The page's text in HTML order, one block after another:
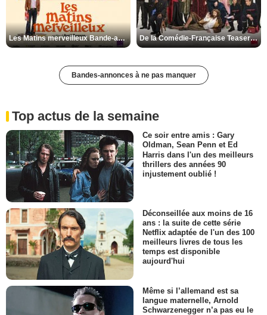
Les Matins merveilleux Bande-annonce VF De la Comédie-Française Teaser VF
Bandes-annonces à ne pas manquer
Top actus de la semaine
Ce soir entre amis : Gary
Oldman, Sean Penn et Ed
Harris dans l'un des meilleurs
thrillers des années 90
injustement oublié !
Déconseillée aux moins de 16
ans : la suite de cette série
Netflix adaptée de l'un des 100
meilleurs livres de tous les
temps est disponible
aujourd'hui
Même si l’allemand est sa
langue maternelle, Arnold
Schwarzenegger n’a pas eu le